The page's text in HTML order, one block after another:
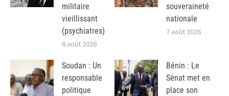
militaire
vieillissant
(psychiatres)
8 août 2026
souveraineté
nationale
7 août 2026
Soudan : Un
responsable
politique
Bénin : Le
Sénat met en
place son